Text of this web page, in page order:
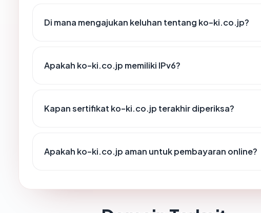
Di mana mengajukan keluhan tentang ko-ki.co.jp?
Apakah ko-ki.co.jp memiliki IPv6?
Kapan sertifikat ko-ki.co.jp terakhir diperiksa?
Apakah ko-ki.co.jp aman untuk pembayaran online?